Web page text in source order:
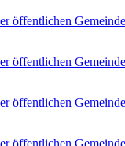
öffentlichen
öffentlichen
öffentlichen
öffentlichen